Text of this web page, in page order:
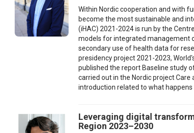
Within Nordic cooperation and with
become the most sustainable and
(iHAC) 2021-2024 is run by the
models for integrated management
secondary use of health data for
presidency project 2021-2023,
published the report Baseline study
carried out in the Nordic project
introduction related to what
Leveraging digital
Region 2023–2030